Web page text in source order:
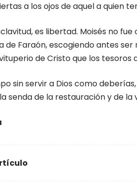
a los ojos de aquel a quien
es libertad. Moisés no
de Faraón, escogiendo antes
de Cristo que los tesoros
sin servir a Dios como
senda de la restauración y de la